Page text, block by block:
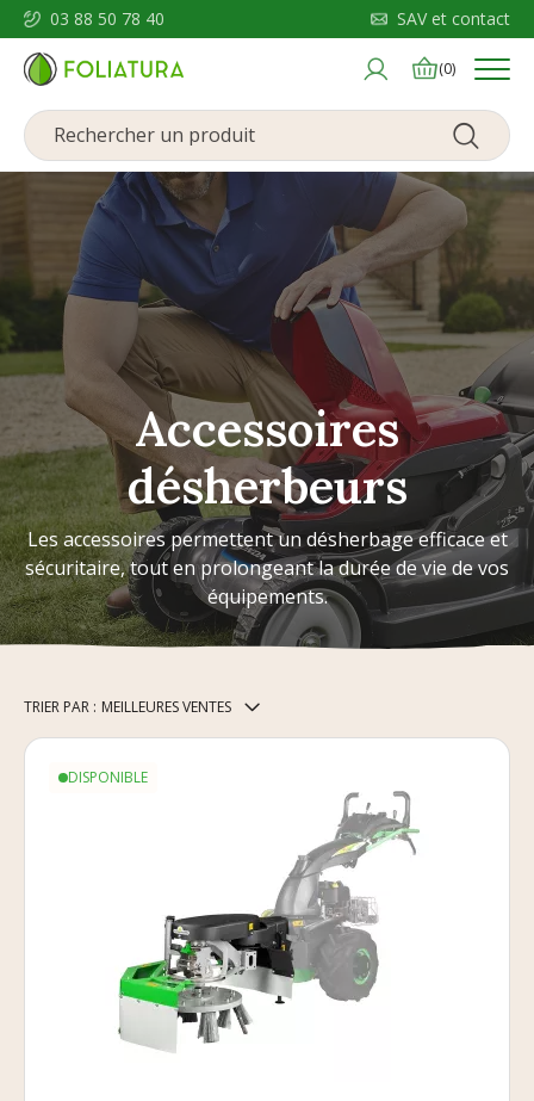
03 88 50 78 40 SAV et contact
(0) Menu
Accessoires
désherbeurs
Les accessoires permettent un désherbage efficace et
sécuritaire, tout en prolongeant la durée de vie de vos
équipements.
TRIER PAR : MEILLEURES VENTES
DISPONIBLE